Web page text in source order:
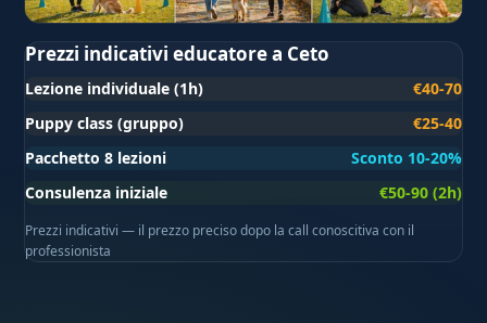
Prezzi indicativi educatore a Ceto
Lezione individuale (1h)
€40-70
Puppy class (gruppo)
€25-40
Pacchetto 8 lezioni
Sconto 10-20%
Consulenza iniziale
€50-90 (2h)
Prezzi indicativi — il prezzo preciso dopo la call conoscitiva con il
professionista